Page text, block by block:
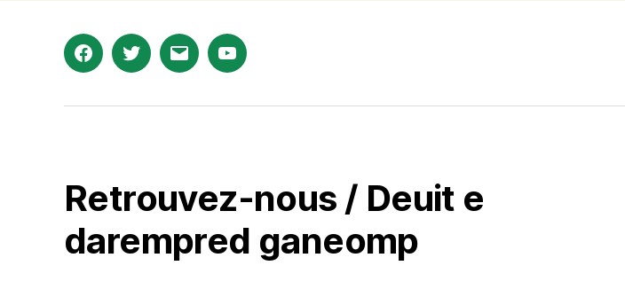
FacebookTwitterE-
Youtube
Retrouvez-nous / Deuit e
darempred ganeomp